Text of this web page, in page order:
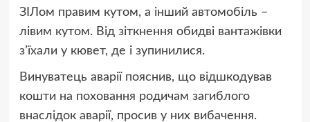
ЗІЛом правим кутом, а інший автомобіль –
лівим кутом. Від зіткнення обидві вантажівки
з’їхали у кювет, де і зупинилися.
Винуватець аварії пояснив, що відшкодував
кошти на поховання родичам загиблого
внаслідок аварії, просив у них вибачення.